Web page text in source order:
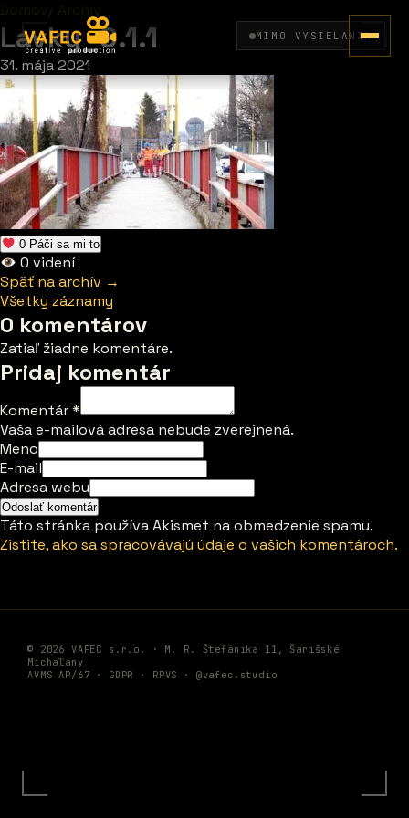
MIMO VYSIELANIA
Domov Archív
Lavky_9.1.1
31. mája 2021
0 Páči sa mi to
0 videní
Späť na archív →
Všetky záznamy
0 komentárov
Zatiaľ žiadne komentáre.
Pridaj komentár
Komentár*
Vaša e-mailová adresa nebude zverejnená.
Meno
E-mail
Adresa webu
Táto stránka používa Akismet na obmedzenie spamu.
Zistite, ako sa spracovávajú údaje o vašich komentároch.
© 2026 VAFEC s.r.o. · M. R. Štefánika 11, Šarišské
Michaľany
AVMS AP/67 · GDPR · RPVS · @vafec.studio